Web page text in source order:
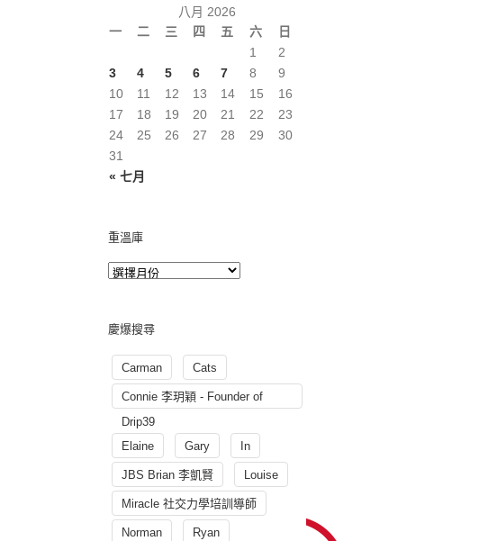
八月 2026
一
二 三 四 五 六 日
« 七月
1
2
3
4 5 6 7 8
9
10
11 12 13 14 15
16
17
18 19 20 21 22
23
24
25 26 27 28 29
30
31
重溫庫
慶爆搜尋
Carman Cats
Connie 李玥穎 - Founder of
Drip39
Elaine
Gary In
JBS Brian 李凱賢 Louise
Miracle 社交力學培訓導師
Norman Ryan